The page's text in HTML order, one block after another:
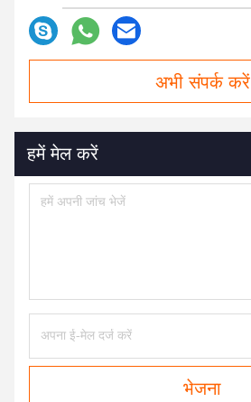
अभी संपर्क करें
हमें मेल करें
भेजना